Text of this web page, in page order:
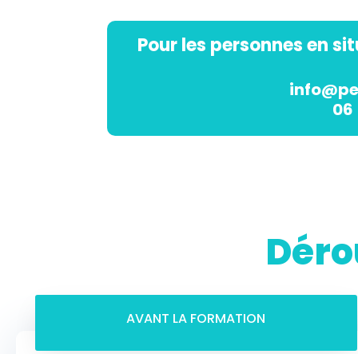
Pour les personnes en
06
AVANT LA FORMATION